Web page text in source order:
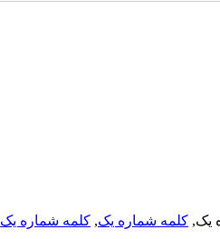
یک, کلمه شماره یک, کلمه شماره یک